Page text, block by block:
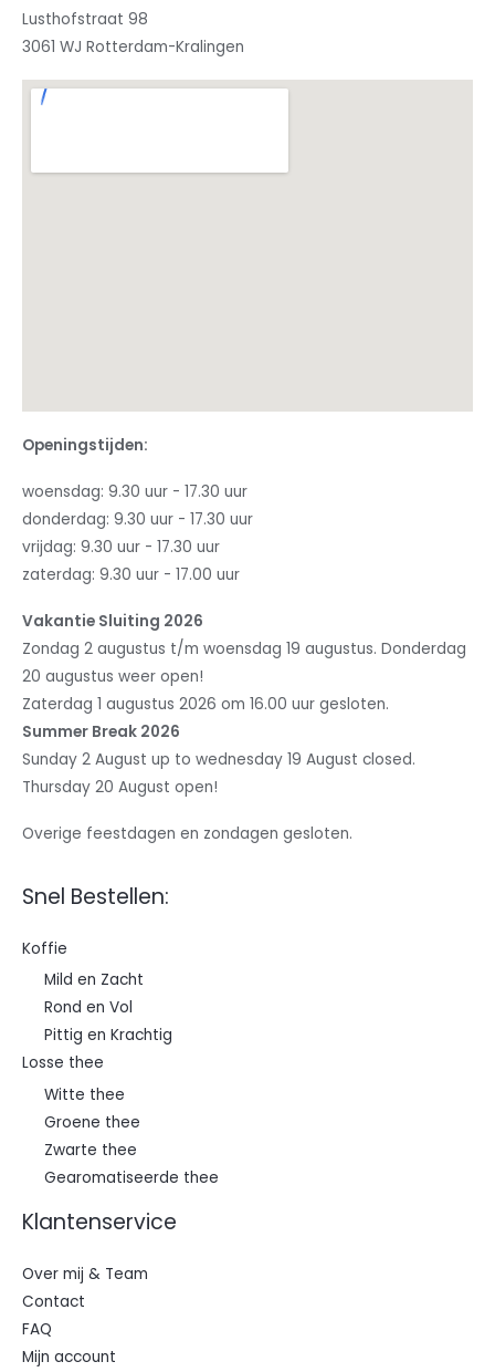
Lusthofstraat 98
3061 WJ Rotterdam-Kralingen
Openingstijden:
woensdag: 9.30 uur - 17.30 uur
donderdag: 9.30 uur - 17.30 uur
vrijdag: 9.30 uur - 17.30 uur
zaterdag: 9.30 uur - 17.00 uur
Vakantie Sluiting 2026
Zondag 2 augustus t/m woensdag 19 augustus. Donderdag
20 augustus weer open!
Zaterdag 1 augustus 2026 om 16.00 uur gesloten.
Summer Break 2026
Sunday 2 August up to wednesday 19 August closed.
Thursday 20 August open!
Overige feestdagen en zondagen gesloten.
Snel Bestellen:
Koffie
Mild en Zacht
Rond en Vol
Pittig en Krachtig
Losse thee
Witte thee
Groene thee
Zwarte thee
Gearomatiseerde thee
Klantenservice
Over mij & Team
Contact
FAQ
Mijn account